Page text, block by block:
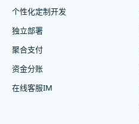
个性化定制开发
独立部署
聚合支付
资金分账
在线客服IM